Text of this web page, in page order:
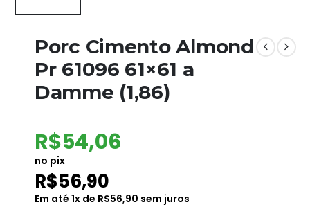
Porc Cimento Almond
Pr 61096 61×61 a
Damme (1,86)
R$54,06
no pix
R$56,90
Em até 1x de R$56,90 sem juros